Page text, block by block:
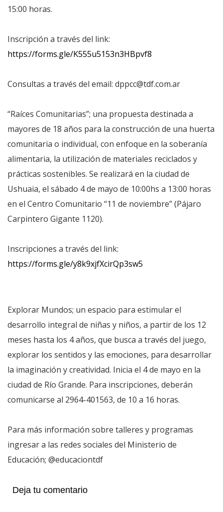
15:00 horas.
Inscripción a través del link:
https://forms.gle/K555u5153n3HBpvf8
Consultas a través del email: dppcc@tdf.com.ar
“Raíces Comunitarias”; una propuesta destinada a
mayores de 18 años para la construcción de una huerta
comunitaria o individual, con enfoque en la soberanía
alimentaria, la utilización de materiales reciclados y
prácticas sostenibles. Se realizará en la ciudad de
Ushuaia, el sábado 4 de mayo de 10:00hs a 13:00 horas
en el Centro Comunitario “11 de noviembre” (Pájaro
Carpintero Gigante 1120).
Inscripciones a través del link:
https://forms.gle/y8k9xjfXcirQp3sw5
Explorar Mundos; un espacio para estimular el
desarrollo integral de niñas y niños, a partir de los 12
meses hasta los 4 años, que busca a través del juego,
explorar los sentidos y las emociones, para desarrollar
la imaginación y creatividad. Inicia el 4 de mayo en la
ciudad de Río Grande. Para inscripciones, deberán
comunicarse al 2964-401563, de 10 a 16 horas.
Para más información sobre talleres y programas
ingresar a las redes sociales del Ministerio de
Educación; @educaciontdf
Deja tu comentario